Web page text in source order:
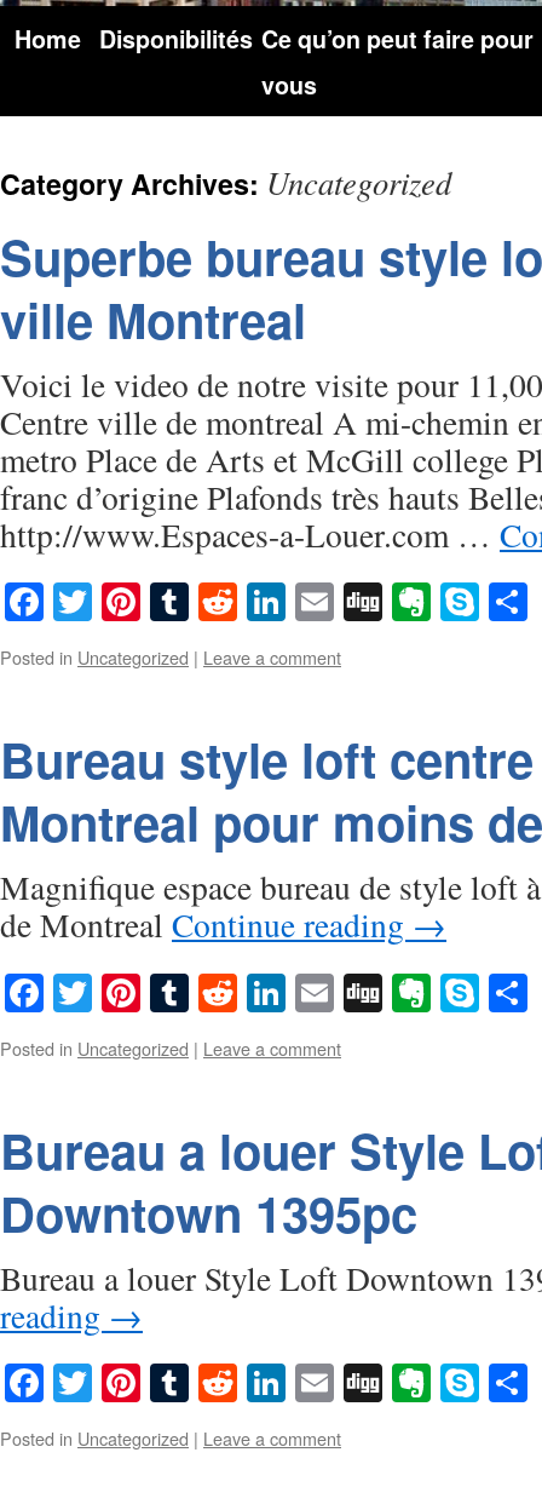
Home Disponibilités Ce qu’on peut faire pour
vous
Category Archives: Uncategorized
Superbe bureau style
ville Montreal
Voici le video de notre visite pour
Centre ville de montreal A mi-chemin
metro Place de Arts et McGill college
franc d’origine Plafonds très hauts
http://www.Espaces-a-Louer.com …
Facebook
TwitterPinterest
Tumblr
RedditLinkedIn
EmailDigg
Posted in Uncategorized | Leave a comment
Bureau style loft
Montreal pour moins
Magnifique espace bureau de style loft
de Montreal Continue reading →
Facebook
TwitterPinterest
Tumblr
RedditLinkedIn
EmailDigg
Posted in Uncategorized | Leave a comment
Bureau a louer Style
Downtown 1395pc
Bureau a louer Style Loft Downtown
reading →
Facebook
TwitterPinterest
Tumblr
RedditLinkedIn
EmailDigg
Posted in Uncategorized | Leave a comment